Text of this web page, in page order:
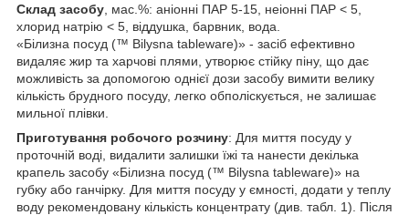
Склад засобу , мас.%: аніонні ПАР 5-15, неіонні ПАР < 5,
хлорид натрію < 5, віддушка, барвник, вода.
«Білизна посуд (™ Bilysna tableware)» - засіб ефективно
видаляє жир та харчові плями, утворює стійку піну, що дає
можливість за допомогою однієї дози засобу вимити велику
кількість брудного посуду, легко обполіскується, не залишає
мильної плівки.
Приготування робочого розчину: Для миття посуду у
проточній воді, видалити залишки їжі та нанести декілька
крапель засобу «Білизна посуд (™ Bilysna tableware)» на
губку або ганчірку. Для миття посуду у ємності, додати у теплу
воду рекомендовану кількість концентрату (див. табл. 1). Після